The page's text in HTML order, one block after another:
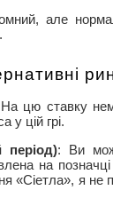
але
цю ставку
у цій грі.
період): Ви
на
«Сіетла», я